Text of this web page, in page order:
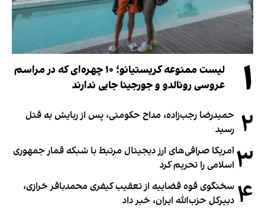
۱
لیست ممنوعه کریستیانو؛ ۱۰ چهره‌ای که در مراسم
عروسی رونالدو و جورجینا جایی ندارند
۲ حمیدرضا رجب‌زاده، مداح حکومتی، پس از ربایش به قتل
رسید
۳آمریکا صرافی‌های ارز دیجیتال مرتبط با شبکه قمار جمهوری
اسلامی را تحریم کرد
۴ سخنگوی قوه قضاییه از تعقیب کیفری محمدباقر خرازی،
دبیر‌کل حزب‌الله ایران، خبر داد